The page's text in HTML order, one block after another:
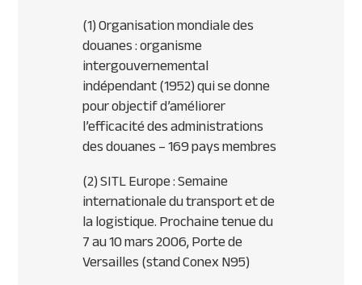
(1) Organisation mondiale des
douanes : organisme
intergouvernemental
indépendant (1952) qui se donne
pour objectif d’améliorer
l’efficacité des administrations
des douanes – 169 pays membres
(2)SITLEurope : Semaine
internationale du transport et de
la logistique. Prochaine tenue du
7 au 10 mars 2006, Porte de
Versailles (stand Conex N95)